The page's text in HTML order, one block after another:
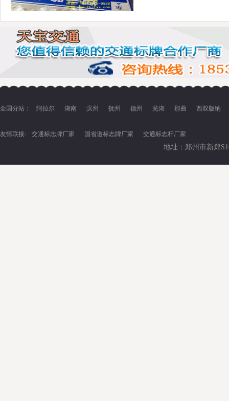
全国分站： 阿拉尔 湖南 滨州 抚州 德州 芜湖 那曲 西双版纳
友情联接: 交通标志牌厂家 国省道标志牌厂家 交通标志杆厂家
地址：郑州市新郑